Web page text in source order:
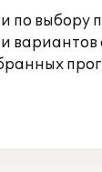
по выбору